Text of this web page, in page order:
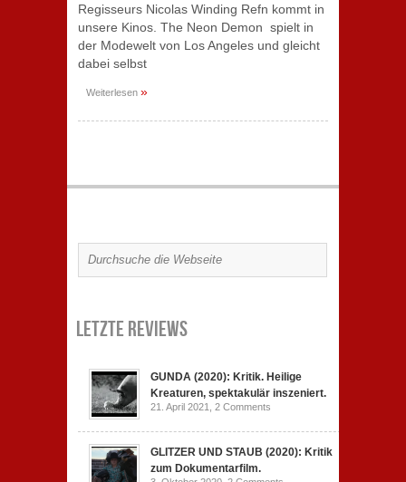
Regisseurs Nicolas Winding Refn kommt in
unsere Kinos. The Neon Demon spielt in
der Modewelt von Los Angeles und gleicht
dabei selbst
Weiterlesen »
Letzte Reviews
GUNDA (2020): Kritik. Heilige
Kreaturen, spektakulär inszeniert.
21. April 2021, 2 Comments
GLITZER UND STAUB (2020): Kritik
zum Dokumentarfilm.